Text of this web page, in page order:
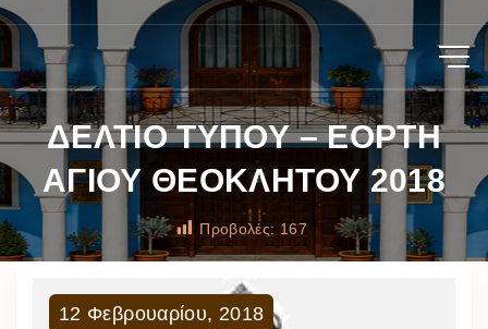
ΔΕΛΤΙΟ ΤΥΠΟΥ – ΕΟΡΤΗ
ΑΓΙΟΥ ΘΕΟΚΛΗΤΟΥ 2018
Προβολές: 167
12 Φεβρουαρίου, 2018